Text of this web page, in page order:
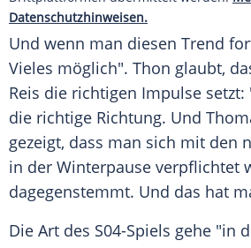
Datenschutzhinweisen.
Und wenn man diesen Trend
Vieles möglich". Thon glaubt,
Reis die richtigen Impulse
die richtige Richtung. Und
gezeigt, dass man sich mit den
in der Winterpause verpflichtet
dagegenstemmt. Und das hat
Die Art des S04-Spiels gehe "in